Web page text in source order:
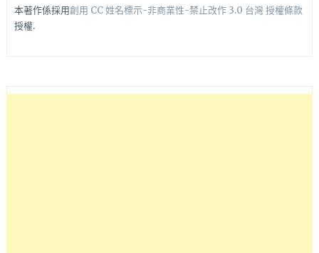
本著作係採用創用 CC 姓名標示-非商業性-禁止改作 3.0 台灣 授權條款
授權.